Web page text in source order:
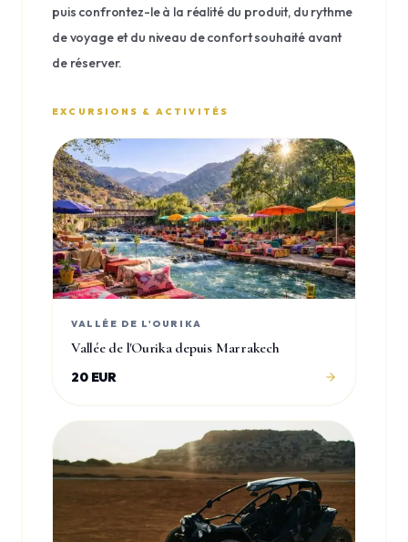
puis confrontez-le à la réalité du produit, du rythme
de voyage et du niveau de confort souhaité avant
de réserver.
EXCURSIONS & ACTIVITÉS
VALLÉE DE L'OURIKA
Vallée de l'Ourika depuis Marrakech
20 EUR